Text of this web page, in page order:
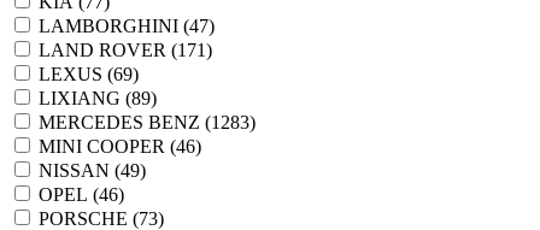
LAMBORGHINI (47)
LAND ROVER (171)
LEXUS (69)
LIXIANG (89)
MERCEDES BENZ (1283)
MINI COOPER (46)
NISSAN (49)
OPEL (46)
PORSCHE (73)